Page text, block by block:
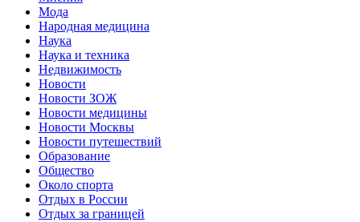
Мода
Народная медицина
Наука
Наука и техника
Недвижимость
Новости
Новости ЗОЖ
Новости медицины
Новости Москвы
Новости путешествий
Образование
Общество
Около спорта
Отдых в России
Отдых за границей